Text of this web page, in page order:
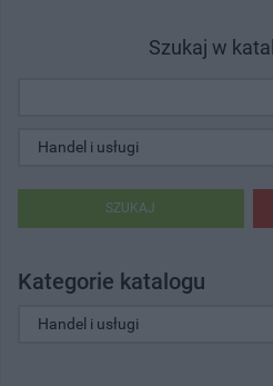
Szukaj w
SZUKAJ
Kategorie katalogu